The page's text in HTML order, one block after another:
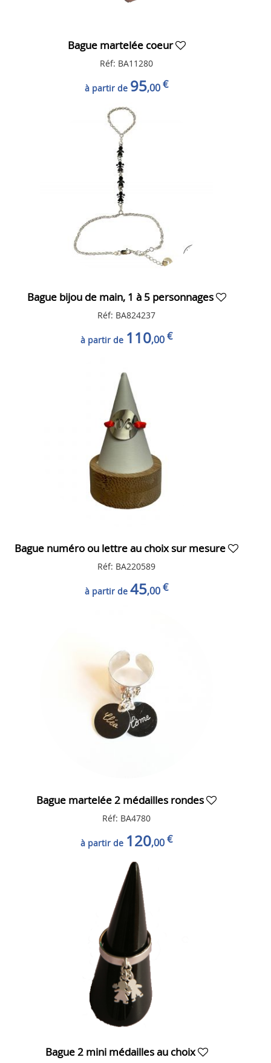
Bague martelée coeur
Réf: BA11280
à partir de 95,00€
Bague bijou de main, 1 à 5 personnages
Réf: BA824237
à partir de 110,00€
Bague numéro ou lettre au choix sur mesure
Réf: BA220589
à partir de 45,00€
Bague martelée 2 médailles rondes
Réf: BA4780
à partir de 120,00€
Bague 2 mini médailles au choix